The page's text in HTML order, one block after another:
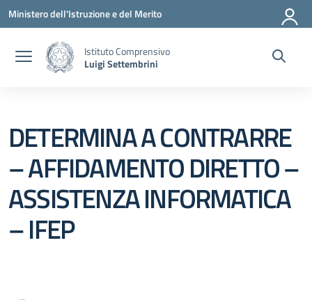
Vai ai contenuti
Vai al menu di navigazione
Vai al footer
Ministero dell'Istruzione e del Merito
Istituto Comprensivo
Luigi Settembrini
DETERMINA A CONTRARRE
– AFFIDAMENTO DIRETTO –
ASSISTENZA INFORMATICA
– IFEP